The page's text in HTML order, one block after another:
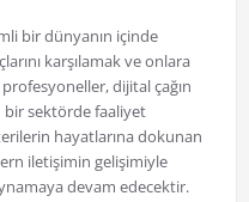
bir dünyanın içinde
karşılamak ve onlara
dijital çağın
sektörde faaliyet
hayatlarına dokunan
iletişimin gelişimiyle
devam edecektir.